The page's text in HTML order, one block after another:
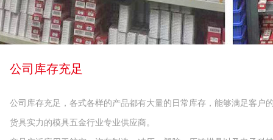
公司库存充足
公司库存充足，各式各样的产品都有大量的日常库存，能够满足客户
货具实力的模具五金行业专业供应商。